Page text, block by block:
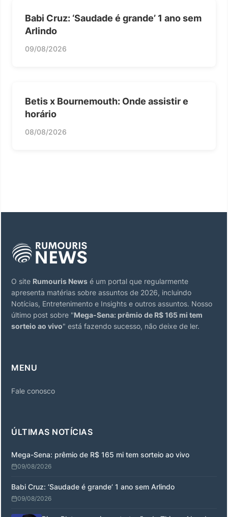
Babi Cruz: ‘Saudade é grande’ 1 ano sem
Arlindo
09/08/2026
Betis x Bournemouth: Onde assistir e
horário
08/08/2026
O site Rumouris News é um portal que regularmente
apresenta matérias sobre assuntos de 2026, incluindo
Notícias, Entretenimento e Insights e outros assuntos. Nosso
último post sobre "Mega-Sena: prêmio de R$ 165 mi tem
sorteio ao vivo" está fazendo sucesso, não deixe de ler.
MENU
Fale conosco
ÚLTIMAS NOTÍCIAS
Mega-Sena: prêmio de R$ 165 mi tem sorteio ao vivo
09/08/2026
Babi Cruz: ‘Saudade é grande’ 1 ano sem Arlindo
09/08/2026